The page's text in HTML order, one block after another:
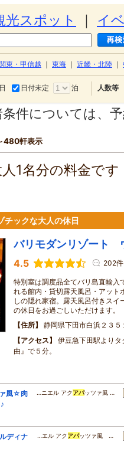
光スポット イ
関東・甲信越 東海 近畿・北陸
日 日付未定 泊 人数等
件については、
480軒表示
1名分の料金で
チックな大人の休日
バリモダンリゾート
4.5 202件
特別室は調度品全てバリ島直輸入
れる館内・貸切露天風呂・アット
しの隠れ家宿。露天風呂付きスイ
の休日をお過ごしいただけます。
住所
静岡県下田市白浜２３５
アクセス
伊豆急下田駅より
由』で５分。
ァ風☆肉
…ニエル アクアパッツァ風 …
ディナ
…エル アクアパッツァ風 …